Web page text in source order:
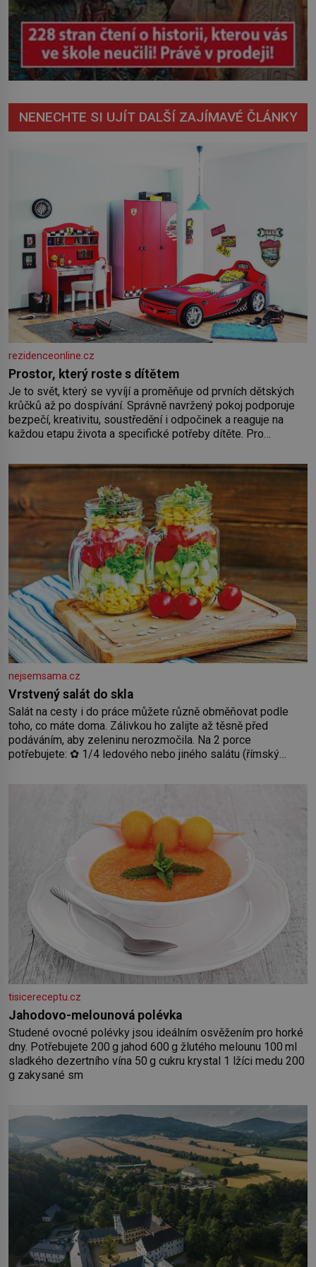
NENECHTE SI UJÍT DALŠÍ ZAJÍMAVÉ ČLÁNKY
rezidenceonline.cz
Prostor, který roste s dítětem
Je to svět, který se vyvíjí a proměňuje od prvních dětských
krůčků až po dospívání. Správně navržený pokoj podporuje
bezpečí, kreativitu, soustředění i odpočinek a reaguje na
každou etapu života a specifické potřeby dítěte. Pro
by pokoj miminka měl působit především klidně a útulně.
Předškolní věk je
nejsemsama.cz
Vrstvený salát do skla
Salát na cesty i do práce můžete různě obměňovat podle
toho, co máte doma. Zálivkou ho zalijte až těsně před
podáváním, aby zeleninu nerozmočila. Na 2 porce
potřebujete: ✿ 1/4 ledového nebo jiného salátu (římský
2 rajčata Zálivka: ✿ 4 lžíce olivového oleje ✿ 1 lžíci citronové
tisicereceptu.cz
Jahodovo-melounová polévka
Studené ovocné polévky jsou ideálním osvěžením pro horké
dny. Potřebujete 200 g jahod 600 g žlutého melounu 100 ml
sladkého dezertního vína 50 g cukru krystal 1 lžíci medu 200
g zakysané sm